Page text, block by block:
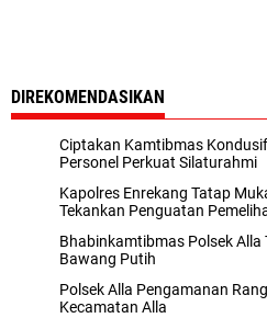
DIREKOMENDASIKAN
Ciptakan Kamtibmas
Personel Perkuat Silaturahmi
Kapolres Enrekang Tatap
Tekankan Penguatan
Bhabinkamtibmas Polsek
Bawang Putih
Polsek Alla Pengamanan
Kecamatan Alla